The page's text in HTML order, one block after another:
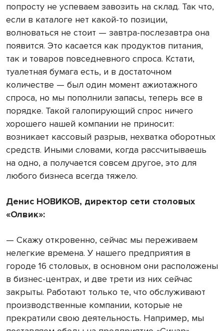
попросту не успеваем завозить на склад. Так что,
если в каталоге нет какой-то позиции,
волноваться не стоит — завтра-послезавтра она
появится. Это касается как продуктов питания,
так и товаров повседневного спроса. Кстати,
туалетная бумага есть, и в достаточном
количестве — был один момент ажиотажного
спроса, но мы пополнили запасы, теперь все в
порядке. Такой галопирующий спрос ничего
хорошего нашей компании не приносит:
возникает кассовый разрыв, нехватка оборотных
средств. Иными словами, когда рассчитываешь
на одно, а получается совсем другое, это для
любого бизнеса всегда тяжело.
Денис НОВИКОВ, директор сети столовых
«Олвик»:
— Скажу откровенно, сейчас мы переживаем
нелегкие времена. У нашего предприятия в
городе 16 столовых, в основном они расположены
в бизнес-центрах, и две трети из них сейчас
закрыты. Работают только те, что обслуживают
производственные компании, которые не
прекратили свою деятельность. Например, мы